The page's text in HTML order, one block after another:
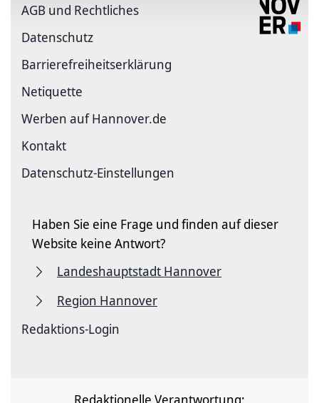
AGB und Rechtliches
Datenschutz
Barriere­freiheits­erklärung
Netiquette
Werben auf Hannover.de
Kontakt
Datenschutz-Einstellungen
Haben Sie eine Frage und finden auf dieser
Website keine Antwort?
Landeshauptstadt Hannover
Region Hannover
Redaktions-Login
Redaktionelle Verantwortung: